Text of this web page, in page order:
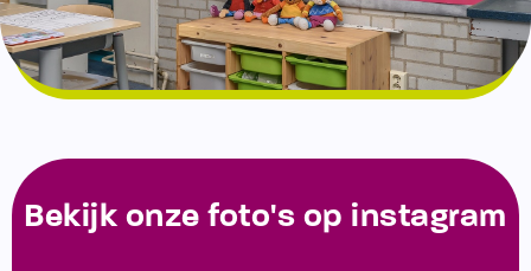
Bekijk onze foto's op instagram